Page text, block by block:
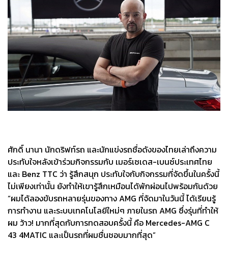
ศักดิ์ นานา นักดริฟท์รถ และนักแข่งรถชื่อดังของไทยเล่าถึงความ
ประทับใจหลังเข้าร่วมกิจกรรมกับ เมอร์เซเดส-เบนซ์ประเทศไทย
และ Benz TTC ว่า รู้สึกสนุก ประทับใจกับกิจกรรมที่จัดขึ้นในครั้งนี้
ไม่เพียงเท่านั้น ยังทำให้เขารู้สึกเหมือนได้พักผ่อนไปพร้อมกันด้วย
“ผมได้ลองขับรถหลายรุ่นของทาง AMG ที่จัดมาในวันนี้ ได้เรียนรู้
การทำงาน และระบบเทคโนโลยีใหม่ๆ ภายในรถ AMG ซึ่งรุ่นที่ทำให้
ผม ว้าว! มากที่สุดกับการทดสอบครั้งนี้ คือ Mercedes-AMG C
43 4MATIC และเป็นรถที่ผมชื่นชอบมากที่สุด”